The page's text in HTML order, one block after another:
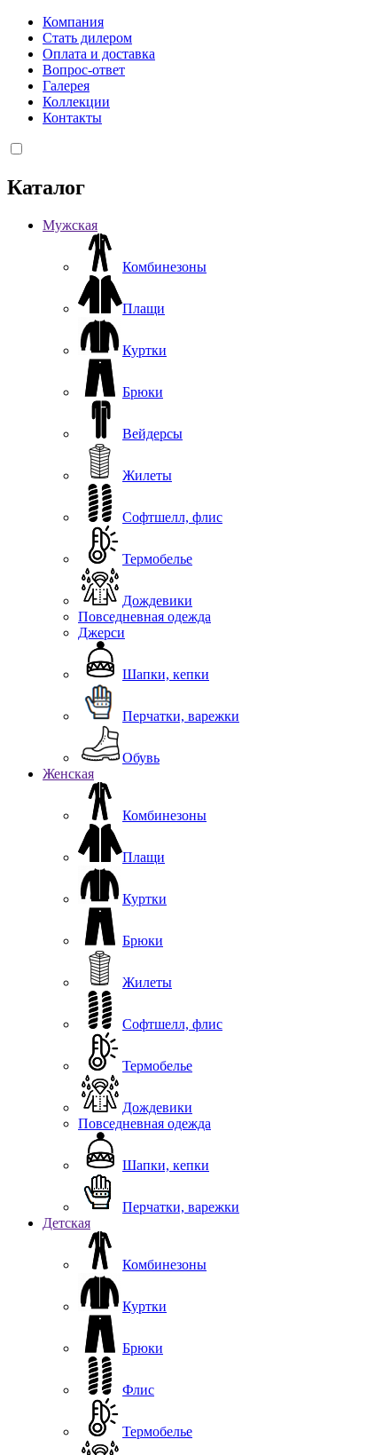
Компания
Стать дилером
Оплата и доставка
Вопрос-ответ
Галерея
Коллекции
Контакты
Каталог
Мужская
Комбинезоны
Плащи
Куртки
Брюки
Вейдерсы
Жилеты
Софтшелл, флис
Термобелье
Дождевики
Повседневная одежда
Джерси
Шапки, кепки
Перчатки, варежки
Обувь
Женская
Комбинезоны
Плащи
Куртки
Брюки
Жилеты
Софтшелл, флис
Термобелье
Дождевики
Повседневная одежда
Шапки, кепки
Перчатки, варежки
Детская
Комбинезоны
Куртки
Брюки
Флис
Термобелье